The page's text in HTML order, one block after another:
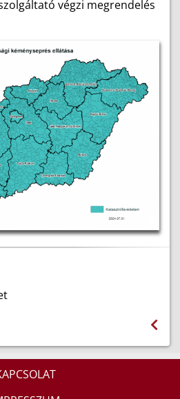
végzi megrendelés